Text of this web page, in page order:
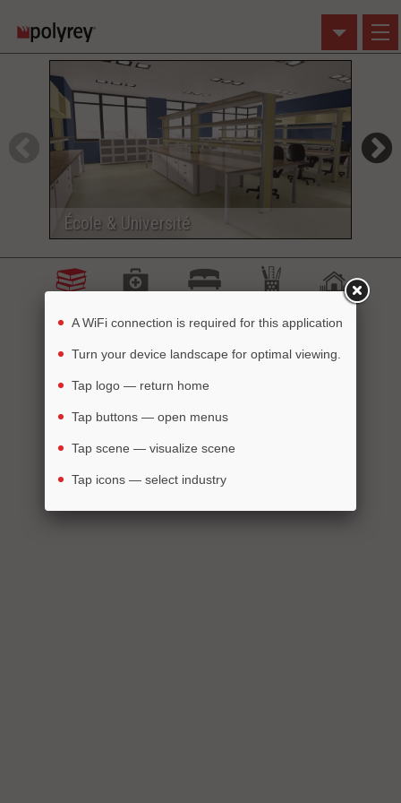
Cliquez sur une image
pour utiliser avec Visualizer
(système de visualisation)
École & Université
Habitat
Commerce
Un rêve Un projet Une réalisation
A WiFi connection is required for this application
Turn your device landscape for optimal viewing.
Tap logo — return home
Tap buttons — open menus
Tap scene — visualize scene
Tap icons — select industry